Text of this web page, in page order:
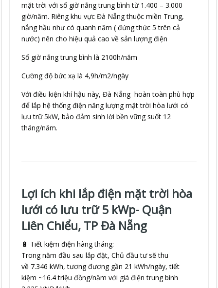
mặt trời với số giờ nắng trung bình từ 1.400 – 3.000
giờ/năm. Riêng khu vực Đà Nẵng thuộc miền Trung,
nắng hầu như có quanh năm ( đứng thức 5 trên cả
nước) nên cho hiệu quả cao về sản lượng điện
Số giờ nắng trung bình là 2100h/năm
Cường độ bức xạ là 4,9h/m2/ngày
Với điều kiện khí hậu này, Đà Nẵng hoàn toàn phù hợp
để lắp hệ thống điện năng lượng mặt trời hòa lưới có
lưu trữ 5kW, bảo đảm sinh lời bền vững suốt 12
tháng/năm.
Lợi ích khi lắp điện mặt trời hòa
lưới có lưu trữ 5 kWp- Quận
Liên Chiểu, TP Đà Nẵng
🔋 Tiết kiệm điện hàng tháng:
Trong năm đầu sau lắp đặt, Chủ đầu tư sẽ thu
về 7.346 kWh, tương đương gần 21 kWh/ngày, tiết
kiệm ~16.4 triệu đồng/năm với giá điện trung bình